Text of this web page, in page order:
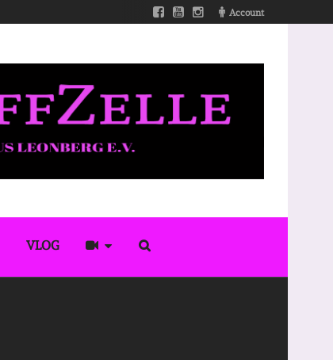
Account
VLOG